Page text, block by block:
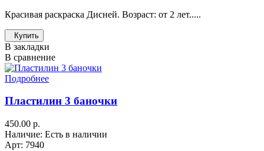
Красивая раскраска Дисней. Возраст: от 2 лет.....
Купить
В закладки
В сравнение
Подробнее
Пластилин 3 баночки
450.00 р.
Наличие: Есть в наличии
Арт: 7940